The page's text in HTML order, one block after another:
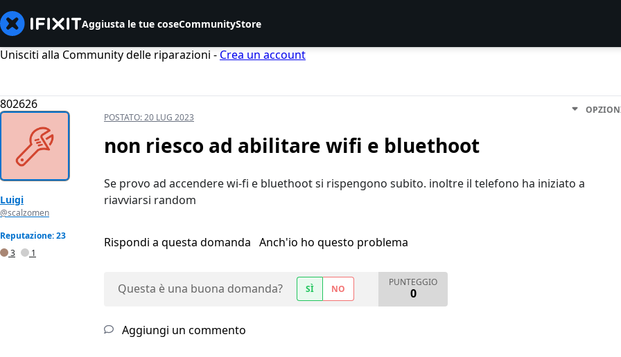
Aggiusta le tue coseCommunityStore
Unisciti alla Community delle riparazioni - Crea un account
802626
Luigi
@scalzomen
Reputazione: 23
3
1
POSTATO:20 LUG 2023
non riesco ad abilitare wifi e bluethoot
Se provo ad accendere wi-fi e bluethoot si rispengono subito. inoltre il telefono ha iniziato a
riavviarsi random
Rispondi a questa domanda Anch'io ho questo problema
Questa è una buona domanda? SÌ NO
PUNTEGGIO
0
Aggiungi un commento